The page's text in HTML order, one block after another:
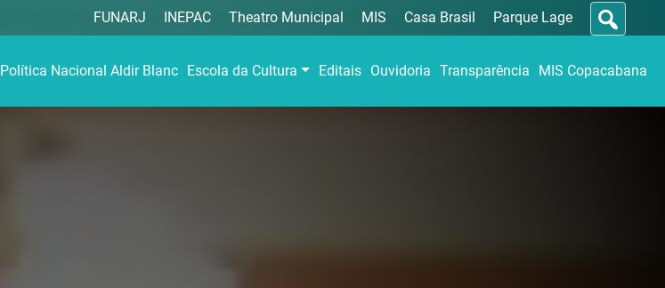
FUNARJ INEPAC Theatro Municipal MIS Casa Brasil Parque Lage
Política Nacional Aldir Blanc Escola da Cultura Editais Ouvidoria Transparência MIS Copacabana